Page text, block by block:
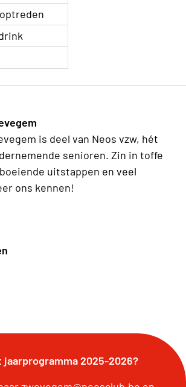
is deel van Neos vzw, hét
senioren. Zin in toffe
uitstappen en veel
ons kennen!
Neos vzw
2025-2026?